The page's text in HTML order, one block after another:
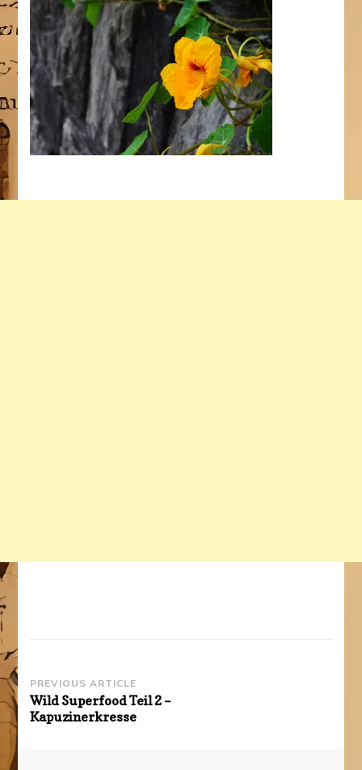
Post
Navigation
PREVIOUS ARTICLE
Wild Superfood Teil 2 –
Kapuzinerkresse